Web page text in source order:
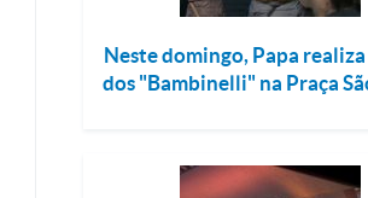
Neste domingo, Papa
dos "Bambinelli" na Praça